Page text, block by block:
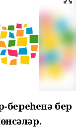
береһенә бер